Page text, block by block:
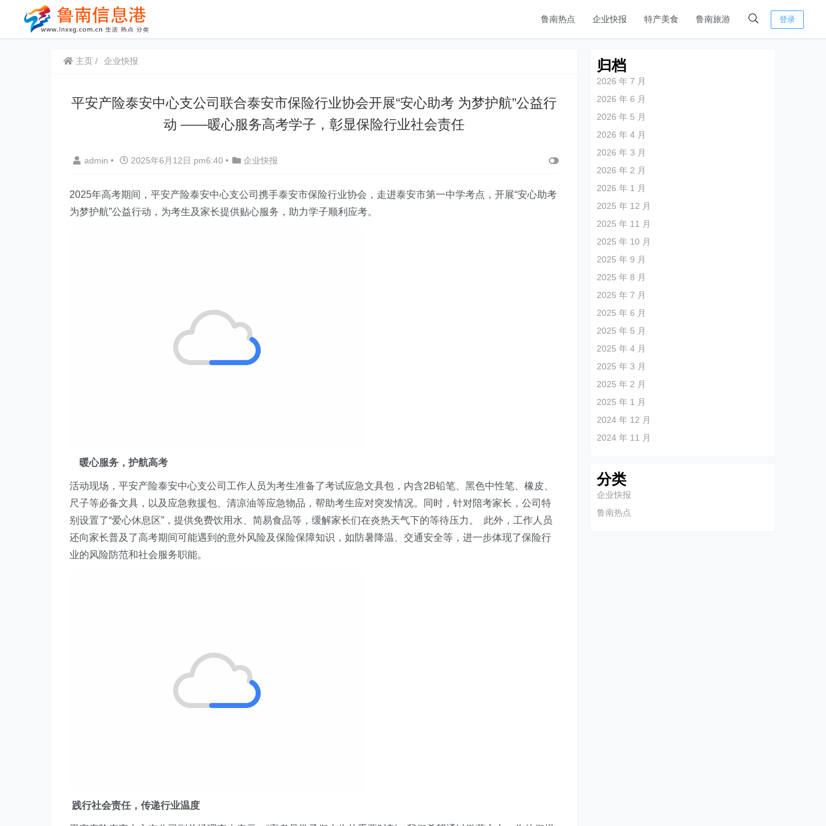
鲁南热点 企业快报 特产美食 鲁南旅游 登录
主页 企业快报
平安产险泰安中心支公司联合泰安市保险行业协会开展“安心助考 为梦护航”公益行
动 ——暖心服务高考学子，彰显保险行业社会责任
admin • 2025年6月12日 pm6:40 • 企业快报
2025年高考期间 ，平安产险泰安中心支公司携手泰安市保险行业协会，走进泰安市第一中学考点，开展“安心助考
为梦护航”公益行动，为考生及家长提供贴心服务，助力学子顺利应考。
暖心服务，护航高考
活动现场，平安产险泰安中心支公司 工作人员为考生准备了考试应急文具包，内含2B铅笔、黑色中性笔、橡皮、
尺子等必备文具，以及 应急救援包 、清凉油等应急物品，帮助考生应对突发情况。同时，针对陪考家长，公司特
别设置了“爱心休息区”，提供免费饮用水、简易食品等，缓解家长们在炎热天气下的等待压力。 此外，工作人员
还向家长普及了高考期间可能遇到的意外风险及保险保障知识，如防暑降温、交通安全等，进一步体现了保险行
业的风险防范和社会服务职能。
践行社会责任，传递行业温度
归档
2026 年 7 月
2026 年 6 月
2026 年 5 月
2026 年 4 月
2026 年 3 月
2026 年 2 月
2026 年 1 月
2025 年 12 月
2025 年 11 月
2025 年 10 月
2025 年 9 月
2025 年 8 月
2025 年 7 月
2025 年 6 月
2025 年 5 月
2025 年 4 月
2025 年 3 月
2025 年 2 月
2025 年 1 月
2024 年 12 月
2024 年 11 月
分类
企业快报
鲁南热点